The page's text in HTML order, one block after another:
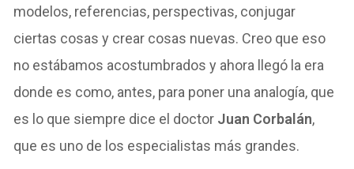
modelos, referencias, perspectivas, conjugar
ciertas cosas y crear cosas nuevas. Creo que eso
no estábamos acostumbrados y ahora llegó la era
donde es como, antes, para poner una analogía, que
es lo que siempre dice el doctor Juan Corbalán,
que es uno de los especialistas más grandes.